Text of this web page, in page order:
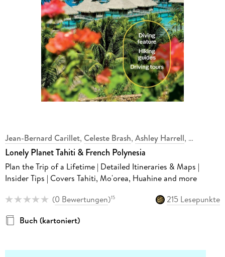
Jean-Bernard Carillet, Celeste Brash, Ashley Harrell,
Lonely Planet Tahiti & French Polynesia
Plan the Trip of a Lifetime | Detailed Itineraries & Maps |
Insider Tips | Covers Tahiti, Mo'orea, Huahine and more
(0 Bewertungen)15
215 Lesepunkte
Buch (kartoniert)